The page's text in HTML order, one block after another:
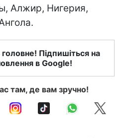
Алжир, Нигерия,
Підпишіться на
в Google!
там, де вам зручно!